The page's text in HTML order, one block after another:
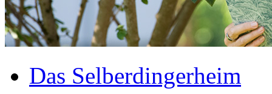
Das Selberdingerheim